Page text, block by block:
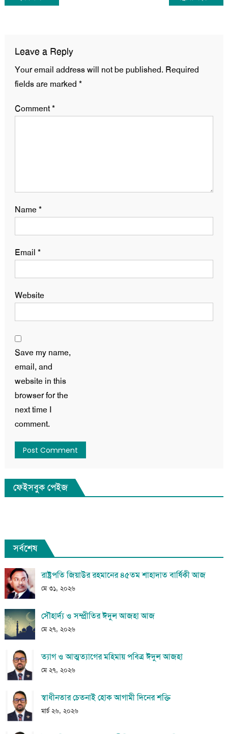
Leave a Reply
Your email address will not be published. Required
fields are marked *
Comment*
Name*
Email *
Website
Save my name,
email, and
website in this
browser for the
next time I
comment.
ফেইসবুক পেইজ
সর্বশেষ
রাষ্ট্রপতি জিয়াউর রহমানের ৪৫তম শাহাদাত বার্ষিকী আজ
মে ৩১, ২০২৬
সৌহার্দ্য ও সম্প্রীতির ঈদুল আজহা আজ
মে ২৭, ২০২৬
ত্যাগ ও আত্মত্যাগের মহিমায় পবিত্র ঈদুল আজহা
মে ২৭, ২০২৬
স্বাধীনতার চেতনাই হোক আগামী দিনের শক্তি
মার্চ ২৬, ২০২৬